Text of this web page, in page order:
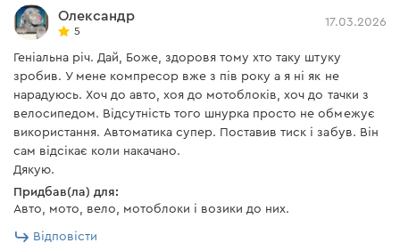
Олександр
5
17.03.2026
Геніальна річ. Дай, Боже, здоровя тому хто таку штуку
зробив. У мене компресор вже з пів року а я ні як не
нарадуюсь. Хоч до авто, хоя до мотоблоків, хоч до тачки з
велосипедом. Відсутність того шнурка просто не обмежує
використання. Автоматика супер. Поставив тиск і забув. Він
сам відсікає коли накачано.
Дякую.
Придбав(ла) для:
Авто, мото, вело, мотоблоки і возики до них.
Відповісти